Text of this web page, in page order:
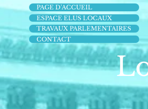
PAGE D'ACCUEIL
ESPACE ELUS LOCAUX
TRAVAUX PARLEMENTAIRES
CONTACT